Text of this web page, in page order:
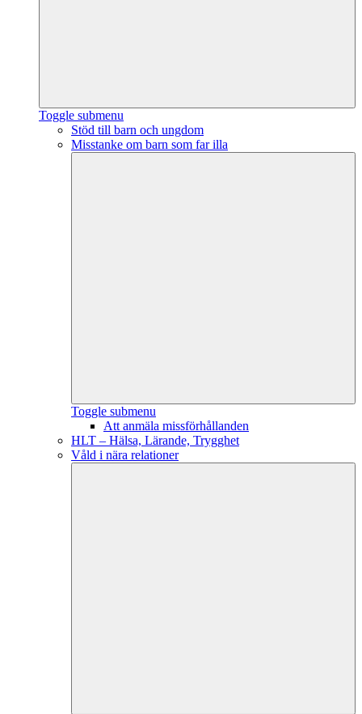
Toggle submenu
Stöd till barn och ungdom
Misstanke om barn som far illa
Toggle submenu
Att anmäla missförhållanden
HLT – Hälsa, Lärande, Trygghet
Våld i nära relationer